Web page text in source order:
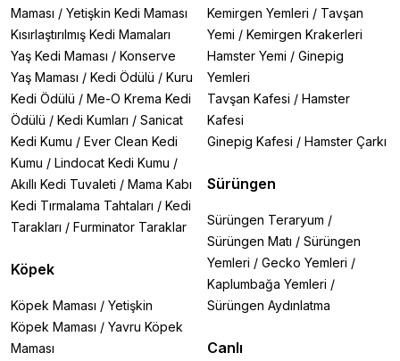
Maması / Yetişkin Kedi Maması
Kısırlaştırılmış Kedi Mamaları
Yaş Kedi Maması / Konserve
Yaş Maması / Kedi Ödülü / Kuru
Kedi Ödülü / Me-O Krema Kedi
Ödülü / Kedi Kumları / Sanicat
Kedi Kumu / Ever Clean Kedi
Kumu / Lindocat Kedi Kumu /
Akıllı Kedi Tuvaleti / Mama Kabı
Kedi Tırmalama Tahtaları / Kedi
Tarakları / Furminator Taraklar
Köpek
Köpek Maması / Yetişkin
Köpek Maması / Yavru Köpek
Maması
Kemirgen Yemleri / Tavşan
Yemi / Kemirgen Krakerleri
Hamster Yemi / Ginepig
Yemleri
Tavşan Kafesi / Hamster
Kafesi
Ginepig Kafesi / Hamster Çarkı
Sürüngen
Sürüngen Teraryum /
Sürüngen Matı / Sürüngen
Yemleri / Gecko Yemleri /
Kaplumbağa Yemleri /
Sürüngen Aydınlatma
Canlı